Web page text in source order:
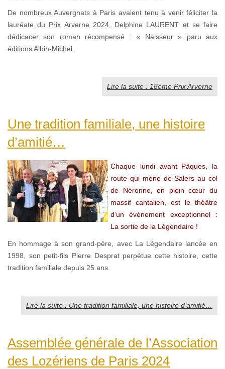
De nombreux Auvergnats à Paris avaient tenu à venir féliciter la
lauréate du Prix Arverne 2024, Delphine LAURENT et se faire
dédicacer son roman récompensé : « Naisseur » paru aux
éditions Albin-Michel.
Lire la suite : 18ème Prix Arverne
Une tradition familiale, une histoire
d’amitié…
Chaque lundi avant Pâques, la
route qui mène de Salers au col
de Néronne, en plein cœur du
massif cantalien, est le théâtre
d’un évènement exceptionnel :
La sortie de la Légendaire !
En hommage à son grand-père, avec La Légendaire lancée en
1998, son petit-fils Pierre Desprat perpétue cette histoire, cette
tradition familiale depuis 25 ans.
Lire la suite : Une tradition familiale, une histoire d’amitié…
Assemblée générale de l’Association
des Lozériens de Paris 2024